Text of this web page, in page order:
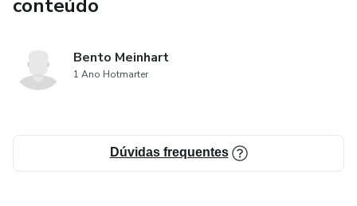
conteúdo
Bento Meinhart
1 Ano Hotmarter
Dúvidas frequentes